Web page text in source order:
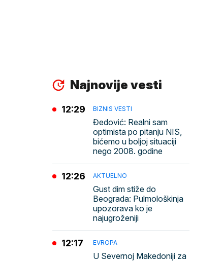
Najnovije vesti
BIZNIS VESTI
Đedović: Realni sam
optimista po pitanju NIS,
bićemo u boljoj situaciji
nego 2008. godine
12:29
AKTUELNO
Gust dim stiže do
Beograda: Pulmološkinja
upozorava ko je
najugroženiji
12:26
EVROPA
U Severnoj Makedoniji za
12:17